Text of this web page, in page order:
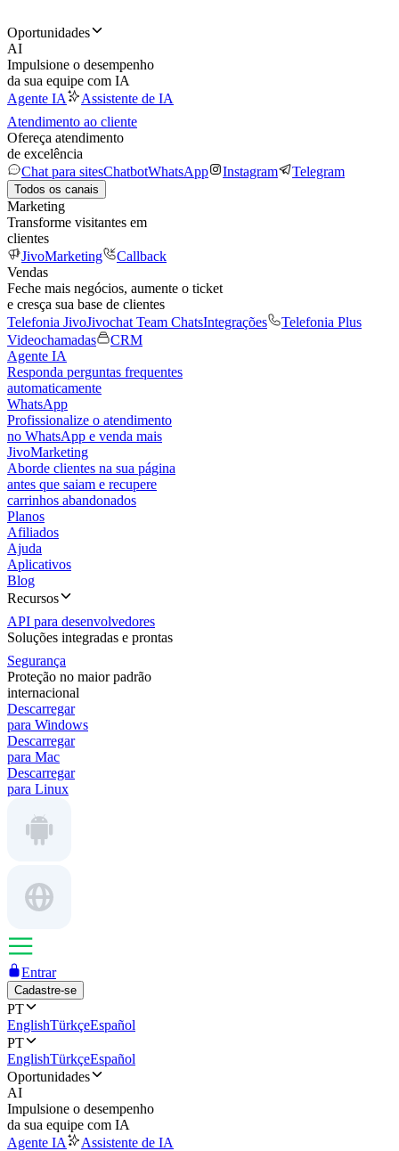
Oportunidades
AI
Impulsione o desempenho
da sua equipe com IA
Agente IA
Assistente de IA
Atendimento ao cliente
Ofereça atendimento
de excelência
Chat para sitesChatbotWhatsApp Instagram Telegram
Todos os canais
Marketing
Transforme visitantes em
clientes
JivoMarketing
Callback
Vendas
Feche mais negócios, aumente o ticket
e cresça sua base de clientes
Telefonia JivoJivochat Team ChatsIntegrações
Telefonia Plus
Videochamadas
CRM
Agente IA
Responda perguntas frequentes
automaticamente
WhatsApp
Profissionalize o atendimento
no WhatsApp e venda mais
JivoMarketing
Aborde clientes na sua página
antes que saiam e recupere
carrinhos abandonados
Planos
Afiliados
Ajuda
Aplicativos
Blog
Recursos
API para desenvolvedores
Soluções integradas e prontas
Segurança
Proteção no maior padrão
internacional
Descarregar
para Windows
Descarregar
para Mac
Descarregar
para Linux
Entrar
Cadastre-se
PT
EnglishTürkçeEspañol
PT
EnglishTürkçeEspañol
Oportunidades
AI
Impulsione o desempenho
da sua equipe com IA
Agente IA
Assistente de IA